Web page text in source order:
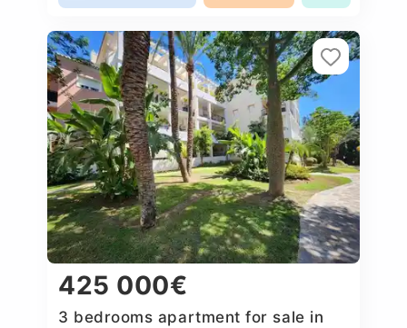
425 000€
3 bedrooms apartment for sale in